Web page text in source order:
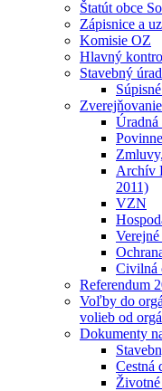
Štatút obce
Zápisnice a
Komisie OZ
Hlavný
Stavebný úrad
Zverejňovanie
Úradná
Archív
2011)
VZN
Civilná
Referendum
Voľby do
volieb od
Dokumenty
Cestná